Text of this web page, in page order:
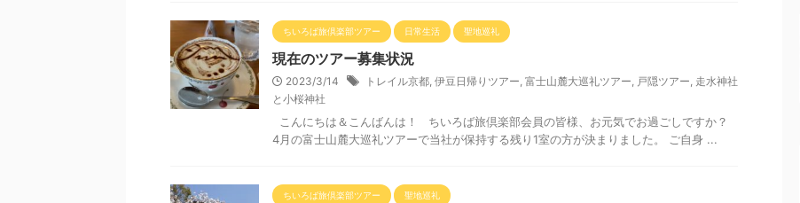
ちいろば旅倶楽部ツアー 日常生活 聖地巡礼
現在のツアー募集状況
2023/3/14 トレイル京都, 伊豆日帰りツアー, 富士山麓大巡礼ツアー, 戸隠ツアー, 走水神社
と小桜神社
こんにちは＆こんばんは！ ちいろば旅倶楽部会員の皆様、お元気でお過ごしですか？
4月の富士山麓大巡礼ツアーで当社が保持する残り1室の方が決まりました。 ご自身 ...
ちいろば旅倶楽部ツアー 聖地巡礼